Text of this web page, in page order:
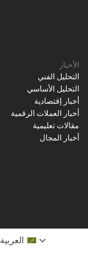
الأخبار
التحليل الفني
التحليل الأساسي
أخبار إقتصادية
أخبار العملات الرقمية
مقالات تعليمية
أخبار المجال
العربية